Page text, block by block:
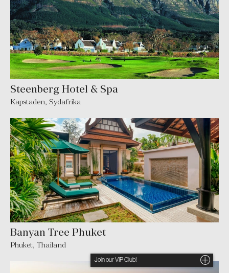
Steenberg Hotel & Spa
Kapstaden, Sydafrika
Banyan Tree Phuket
Phuket, Thailand